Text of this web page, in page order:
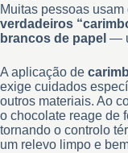
Muitas pessoas usam
verdadeiros
brancos de papel —
A aplicação de
exige cuidados
outros materiais. Ao
o chocolate reage de
tornando o controlo
um relevo limpo e